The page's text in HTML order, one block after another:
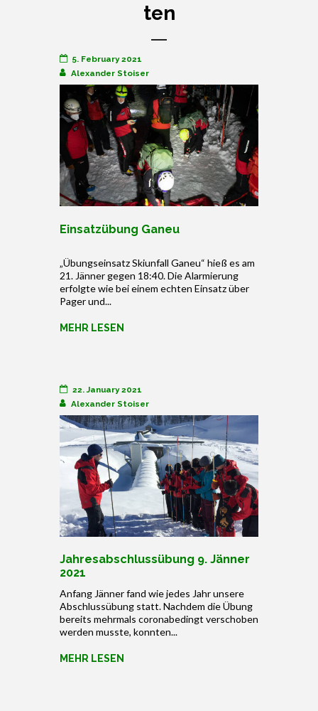
ten
5. February 2021
Alexander Stoiser
Einsatzübung Ganeu
„Übungseinsatz Skiunfall Ganeu“ hieß es am
21. Jänner gegen 18:40. Die Alarmierung
erfolgte wie bei einem echten Einsatz über
Pager und...
MEHR LESEN
22. January 2021
Alexander Stoiser
Jahresabschlussübung 9. Jänner
2021
Anfang Jänner fand wie jedes Jahr unsere
Abschlussübung statt. Nachdem die Übung
bereits mehrmals coronabedingt verschoben
werden musste, konnten...
MEHR LESEN